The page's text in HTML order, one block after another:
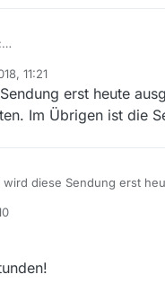
11:21
erst heute
Im Übrigen ist die
diese Sendung erst